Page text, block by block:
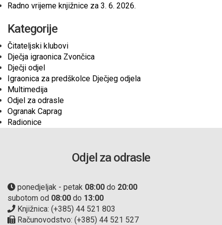
Radno vrijeme knjižnice za 3. 6. 2026.
Kategorije
Čitateljski klubovi
Dječja igraonica Zvončica
Dječji odjel
Igraonica za predškolce Dječjeg odjela
Multimedija
Odjel za odrasle
Ogranak Caprag
Radionice
Odjel za odrasle
ponedjeljak - petak 08:00 do 20:00
subotom od 08:00 do 13:00
Knjižnica: (+385) 44 521 803
Računovodstvo: (+385) 44 521 527